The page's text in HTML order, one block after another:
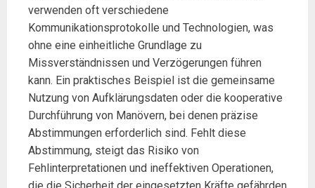
verwenden oft verschiedene
Kommunikationsprotokolle und Technologien, was
ohne eine einheitliche Grundlage zu
Missverständnissen und Verzögerungen führen
kann. Ein praktisches Beispiel ist die gemeinsame
Nutzung von Aufklärungsdaten oder die kooperative
Durchführung von Manövern, bei denen präzise
Abstimmungen erforderlich sind. Fehlt diese
Abstimmung, steigt das Risiko von
Fehlinterpretationen und ineffektiven Operationen,